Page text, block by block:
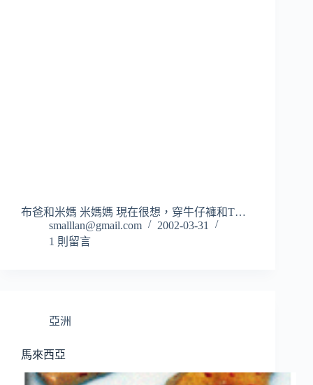
布爸和米媽 米媽媽 現在很想，穿牛仔褲和T…
smalllan@gmail.com
2002-03-31
1 則留言
亞洲
馬來西亞